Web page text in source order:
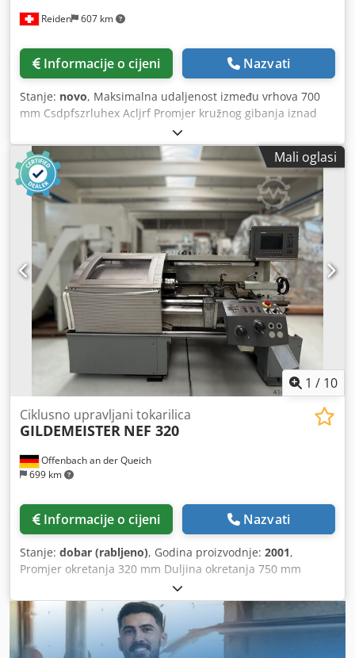
Reiden 607 km
Informacije o cijeni Nazvati
Stanje: novo, Maksimalna udaljenost između vrhova 700
mm Csdpfszrluhex Acljrf Promjer kružnog gibanja iznad
strojne ploče 390 mm Promjer kružnog gibanja iznad
suporta 200 mm Prihvatni konus vretena prema normi DIN
55026 Promjer provrta vretena 54 mm Maksimalna brzina
vretena 4.000 o/min Snaga pogona 11/22 kW Masa stroja
2.000 kg
Mali oglasi
1 / 10
Offenbach an der Queich
699 km
Ciklusno upravljani tokarilica
GILDEMEISTER NEF 320
Informacije o cijeni Nazvati
Stanje: dobar (rabljeno), Godina proizvodnje: 2001,
Promjer okretanja 320 mm Duljina okretanja 750 mm
Upravljački sustav Heidenhain Manual Plus Radni sati
18632 h Uzdužni san — hod 8/5000 mm Poprečni san —
hod 8/5000 mm/min Brzi hod — uzdužno/poprečno 8-10
m/min Snaga potisne sile uzdužno 6000 N Snaga potisne
sile poprečno 3000 N Masa stroja cca. 2 t Potrebna